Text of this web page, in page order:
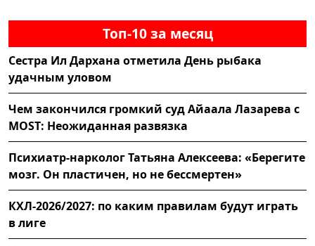
Топ-10 за месяц
Сестра Ил Дархана отметила День рыбака
удачным уловом
Чем закончился громкий суд Айаала Лазарева с
MOST: Неожиданная развязка
Психиатр-нарколог Татьяна Алексеева: «Берегите
мозг. Он пластичен, но не бессмертен»
КХЛ-2026/2027: по каким правилам будут играть
в лиге